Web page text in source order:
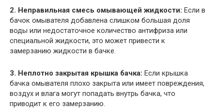
2. Неправильная смесь омывающей жидкости: Если в
бачок омывателя добавлена слишком большая доля
воды или недостаточное количество антифриза или
специальной жидкости, это может привести к
замерзанию жидкости в бачке.
3. Неплотно закрытая крышка бачка: Если крышка
бачка омывателя плохо закрыта или имеет повреждения,
воздух и влага могут попадать внутрь бачка, что
приводит к его замерзанию.